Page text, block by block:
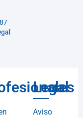
Legal
Aviso